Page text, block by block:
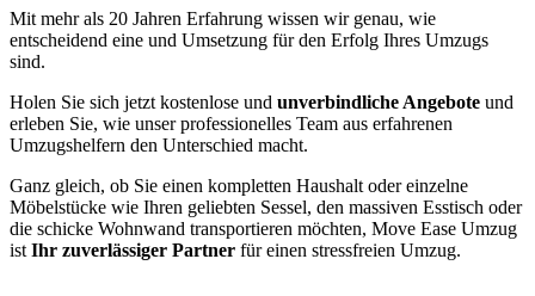
Mit mehr als 20 Jahren Erfahrung wissen wir genau, wie
entscheidend eine und Umsetzung für den Erfolg Ihres Umzugs
sind.
Holen Sie sich jetzt kostenlose und unverbindliche Angebote und
erleben Sie, wie unser professionelles Team aus erfahrenen
Umzugshelfern den Unterschied macht.
Ganz gleich, ob Sie einen kompletten Haushalt oder einzelne
Möbelstücke wie Ihren geliebten Sessel, den massiven Esstisch oder
die schicke Wohnwand transportieren möchten, Move Ease Umzug
ist Ihr zuverlässiger Partner für einen stressfreien Umzug.